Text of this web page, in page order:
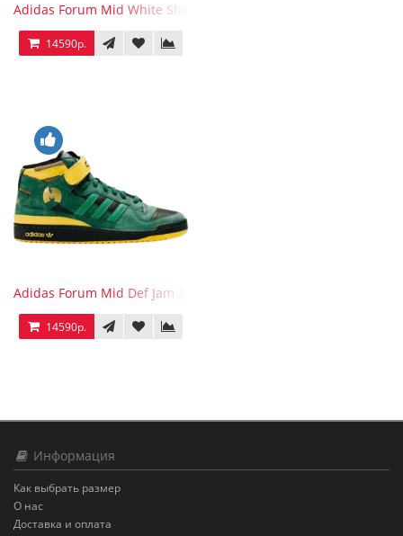
Adidas Forum Mid White Shock Pink
14590р.
Adidas Forum Mid Def Jam 25th Anniversary
14590р.
Информация
Как выбрать размер
О нас
Доставка и оплата